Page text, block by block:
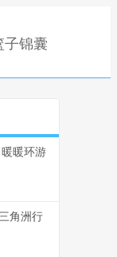
子锦囊
暖环游
角洲行